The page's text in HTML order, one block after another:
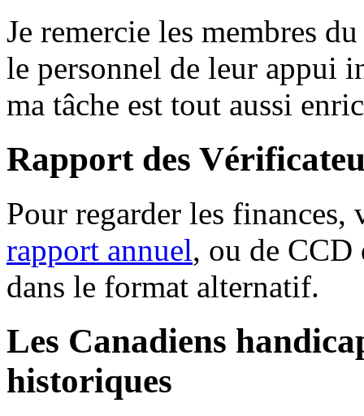
Je remercie les membres
le personnel de leur appui
ma tâche est tout aussi
Rapport des
Pour regarder les
rapport annuel, ou de CCD
dans le format alternatif.
Les Canadiens
historiques